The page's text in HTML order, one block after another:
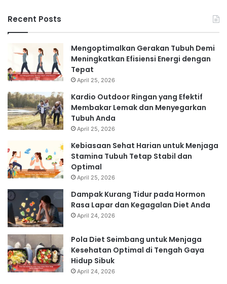
Recent Posts
Mengoptimalkan Gerakan Tubuh Demi
Meningkatkan Efisiensi Energi dengan
Tepat
April 25, 2026
Kardio Outdoor Ringan yang Efektif
Membakar Lemak dan Menyegarkan
Tubuh Anda
April 25, 2026
Kebiasaan Sehat Harian untuk Menjaga
Stamina Tubuh Tetap Stabil dan
Optimal
April 25, 2026
Dampak Kurang Tidur pada Hormon
Rasa Lapar dan Kegagalan Diet Anda
April 24, 2026
Pola Diet Seimbang untuk Menjaga
Kesehatan Optimal di Tengah Gaya
Hidup Sibuk
April 24, 2026